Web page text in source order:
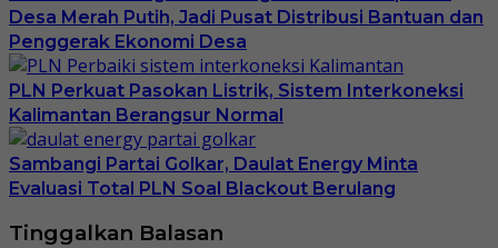
Desa Merah Putih, Jadi Pusat Distribusi Bantuan dan
Penggerak Ekonomi Desa
PLN Perkuat Pasokan Listrik, Sistem Interkoneksi
Kalimantan Berangsur Normal
Sambangi Partai Golkar, Daulat Energy Minta
Evaluasi Total PLN Soal Blackout Berulang
Tinggalkan Balasan